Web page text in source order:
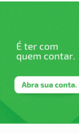
Pirahã
Dia dos pais deve
Bailarina da
a
Prêmio acumula